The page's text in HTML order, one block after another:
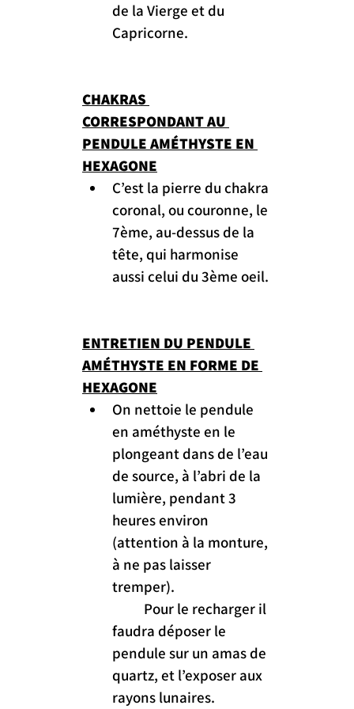
de la Vierge et du
Capricorne.
CHAKRAS
CORRESPONDANT AU
PENDULE AMÉTHYSTE EN
HEXAGONE
C’est la pierre du chakra
coronal, ou couronne, le
7ème, au-dessus de la
tête, qui harmonise
aussi celui du 3ème oeil.
ENTRETIEN DU PENDULE
AMÉTHYSTE EN FORME DE
HEXAGONE
On nettoie le pendule
en améthyste en le
plongeant dans de l’eau
de source, à l’abri de la
lumière, pendant 3
heures environ
(attention à la monture,
à ne pas laisser
tremper).
faudra déposer le
pendule sur un amas de
quartz, et l’exposer aux
rayons lunaires.